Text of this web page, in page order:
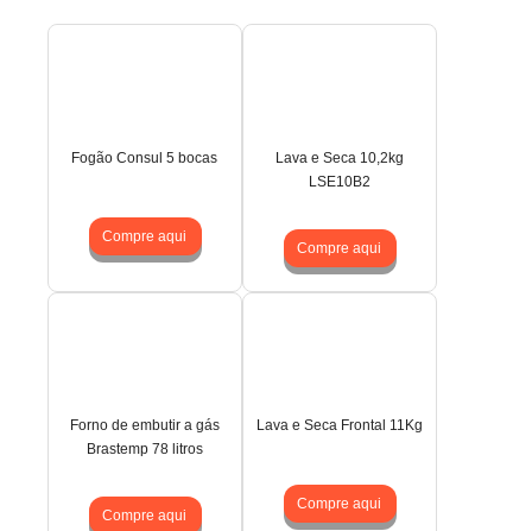
Fogão Consul 5 bocas
Compre aqui
Lava e Seca 10,2kg
LSE10B2
Compre aqui
Forno de embutir a gás
Brastemp 78 litros
Compre aqui
Lava e Seca Frontal 11Kg
Compre aqui